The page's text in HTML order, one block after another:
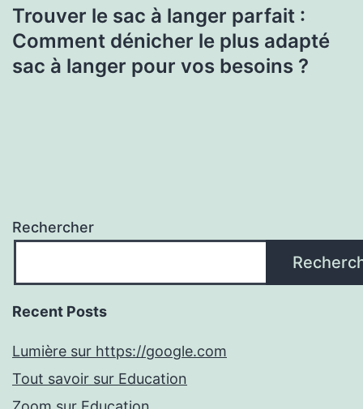
Trouver le sac à langer parfait :
Comment dénicher le plus adapté
sac à langer pour vos besoins ?
Rechercher
Recent Posts
Lumière sur https://google.com
Tout savoir sur Education